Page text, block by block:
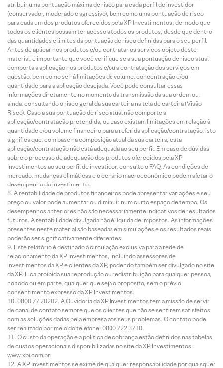
atribuir uma pontuação máxima de risco para cada perfil de investidor
(conservador, moderado e agressivo), bem como uma pontuação de risco
para cada um dos produtos oferecidos pela XP Investimentos, de modo que
todos os clientes possam ter acesso a todos os produtos, desde que dentro
das quantidades e limites da pontuação de risco definidas para o seu perfil.
Antes de aplicar nos produtos e/ou contratar os serviços objeto deste
material, é importante que você verifique se a sua pontuação de risco atual
comporta a aplicação nos produtos e/ou a contratação dos serviços em
questão, bem como se há limitações de volume, concentração e/ou
quantidade para a aplicação desejada. Você pode consultar essas
informações diretamente no momento da transmissão da sua ordem ou,
ainda, consultando o risco geral da sua carteira na tela de carteira (Visão
Risco). Caso a sua pontuação de risco atual não comporte a
aplicação/contratação pretendida, ou caso existam limitações em relação à
quantidade e/ou volume financeiro para a referida aplicação/contratação, isto
significa que, com base na composição atual da sua carteira, esta
aplicação/contratação não está adequada ao seu perfil. Em caso de dúvidas
sobre o processo de adequação dos produtos oferecidos pela XP
Investimentos ao seu perfil de investidor, consulte o FAQ. As condições de
mercado, mudanças climáticas e o cenário macroeconômico podem afetar o
desempenho do investimento.
A rentabilidade de produtos financeiros pode apresentar variações e seu
preço ou valor pode aumentar ou diminuir num curto espaço de tempo. Os
desempenhos anteriores não são necessariamente indicativos de resultados
futuros. A rentabilidade divulgada não é líquida de impostos. As informações
presentes neste material são baseadas em simulações e os resultados reais
poderão ser significativamente diferentes.
Este relatório é destinado à circulação exclusiva para a rede de
relacionamento da XP Investimentos, incluindo assessores de
investimentos da XP e clientes da XP, podendo também ser divulgado no site
da XP. Fica proibida sua reprodução ou redistribuição para qualquer pessoa,
no todo ou em parte, qualquer que seja o propósito, sem o prévio
consentimento expresso da XP Investimentos.
0800 77 20202. A Ouvidoria da XP Investimentos tem a missão de servir
de canal de contato sempre que os clientes que não se sentirem satisfeitos
com as soluções dadas pela empresa aos seus problemas. O contato pode
ser realizado por meio do telefone: 0800 722 3710.
O custo da operação e a política de cobrança estão definidos nas tabelas
de custos operacionais disponibilizadas no site da XP Investimentos:
www.xpi.com.br.
A XP Investimentos se exime de qualquer responsabilidade por quaisquer